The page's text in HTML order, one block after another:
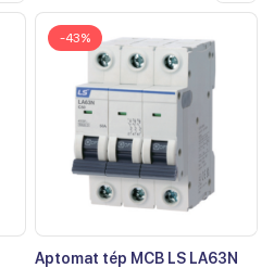
-43%
Aptomat tép MCB LS LA63N